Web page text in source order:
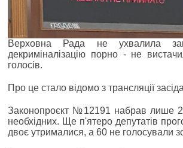
Верховна Рада не ухвалила
декриміналізацію порно - не
голосів.
Про це стало відомо з трансляції
Законопроєкт №12191 набрав лише
необхідних. Ще п'ятеро депутатів
двоє утрималися, а 60 не голосували